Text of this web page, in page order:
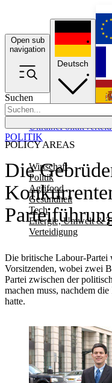
Open sub
navigation
Suchen
POLICY AREAS
Wirtschaft
Politik
Agrifood
Gesundheit
Tech
Energie, Umwelt &
Verteidigung
UkrainePolitik
Deutsch
Die
Die britische Labour-Partei
Vorsitzenden, wobei zwei
Partei zwischen der
machen muss, nachdem
hatte.
POLITIK